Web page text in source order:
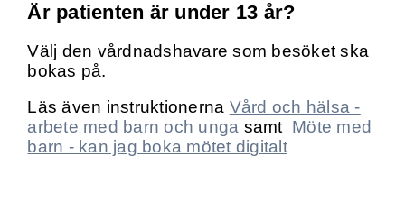
Är patienten är under 13 år?
Välj den vårdnadshavare som besöket ska
bokas på.
Läs även instruktionerna Vård och hälsa -
arbete med barn och unga samt Möte med
barn - kan jag boka mötet digitalt